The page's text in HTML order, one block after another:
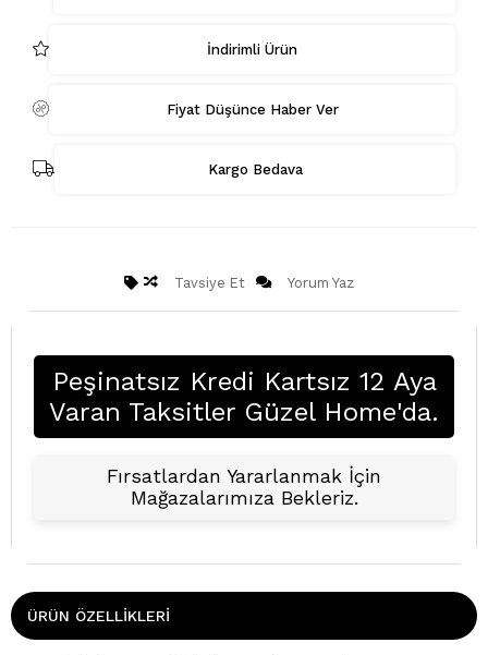
İndirimli Ürün
Fiyat Düşünce Haber Ver
Kargo Bedava
Tavsiye Et Yorum Yaz
Peşinatsız Kredi Kartsız 12 Aya
Varan Taksitler Güzel Home'da.
Fırsatlardan Yararlanmak İçin
Mağazalarımıza Bekleriz.
ÜRÜN ÖZELLIKLERI